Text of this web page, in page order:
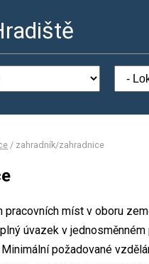
/ zahradník/zahradnice
pracovních míst v oboru
úvazek v
požadované